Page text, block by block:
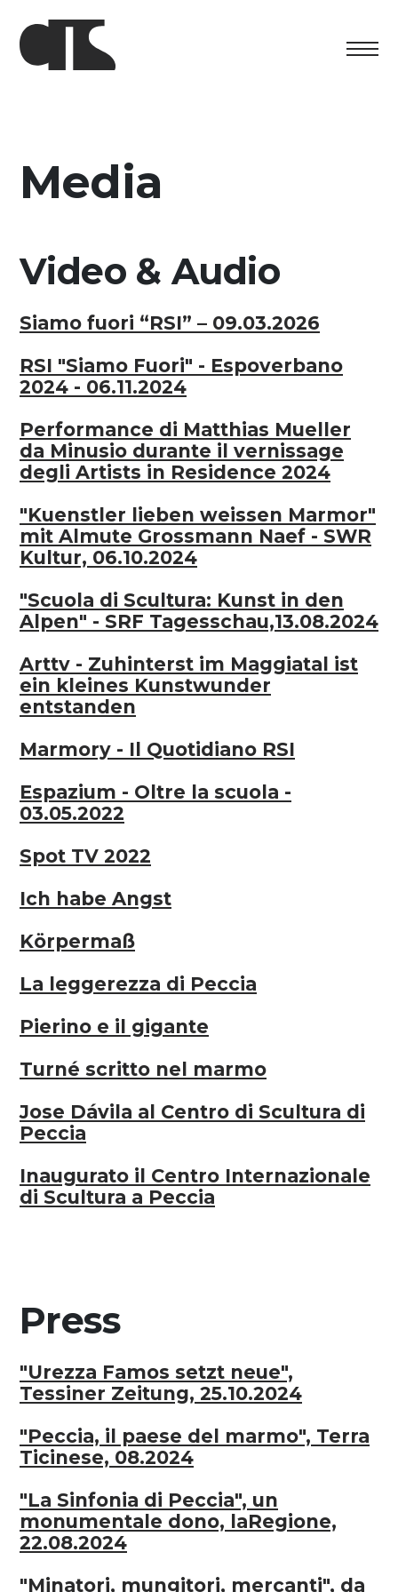
Programme culturel
Fondation
Découvrez
Media
Soutenez
DE EN FR
Media
Video & Audio
Siamo fuori “RSI” – 09.03.2026
RSI "Siamo Fuori" - Espoverbano
2024 - 06.11.2024
Performance di Matthias Mueller
da Minusio durante il vernissage
degli Artists in Residence 2024
"Kuenstler lieben weissen Marmor"
mit Almute Grossmann Naef - SWR
Kultur, 06.10.2024
"Scuola di Scultura: Kunst in den
Alpen" - SRF Tagesschau,13.08.2024
Arttv - Zuhinterst im Maggiatal ist
ein kleines Kunstwunder
entstanden
Marmory - Il Quotidiano RSI
Espazium - Ol­tre la scuo­la -
03.05.2022
Spot TV 2022
Ich habe Angst
Körpermaß
La leggerezza di Peccia
Pierino e il gigante
Turné scritto nel marmo
Jose Dávila al Centro di Scultura di
Peccia
Inaugurato il Centro Internazionale
di Scultura a Peccia
Press
"Urezza Famos setzt neue",
Tessiner Zeitung, 25.10.2024
"Peccia, il paese del marmo", Terra
Ticinese, 08.2024
"La Sinfonia di Peccia", un
monumentale dono, laRegione,
22.08.2024
"Minatori, mungitori, mercanti", da